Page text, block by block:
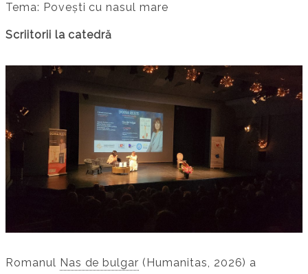
Tema: Povești cu nasul mare
Scriitorii la catedră
Romanul Nas de bulgar (Humanitas, 2026) a